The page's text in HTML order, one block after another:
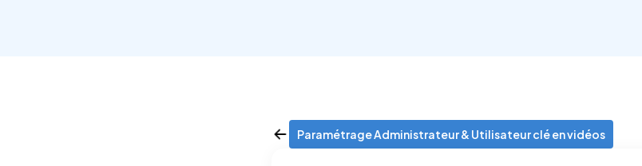
Paramétrage Administrateur & Utilisateur clé en vidéos